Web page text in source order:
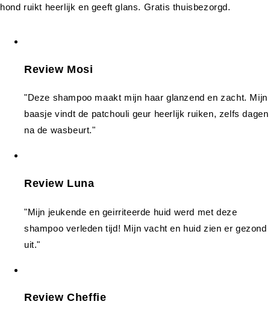
Review Mosi
"Deze shampoo maakt mijn haar glanzend en zacht. Mijn
baasje vindt de patchouli geur heerlijk ruiken, zelfs dagen
na de wasbeurt."
Review Luna
"Mijn jeukende en geirriteerde huid werd met deze
shampoo verleden tijd! Mijn vacht en huid zien er gezond
uit."
Review Cheffie